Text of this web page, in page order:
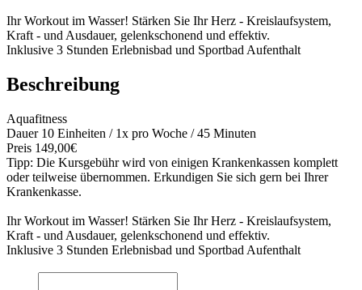
Ihr Workout im Wasser! Stärken Sie Ihr Herz - Kreislaufsystem,
Kraft - und Ausdauer, gelenkschonend und effektiv.
Inklusive 3 Stunden Erlebnisbad und Sportbad Aufenthalt
Beschreibung
Aquafitness
Dauer 10 Einheiten / 1x pro Woche / 45 Minuten
Preis 149,00€
Tipp: Die Kursgebühr wird von einigen Krankenkassen komplett
oder teilweise übernommen. Erkundigen Sie sich gern bei Ihrer
Krankenkasse.
Ihr Workout im Wasser! Stärken Sie Ihr Herz - Kreislaufsystem,
Kraft - und Ausdauer, gelenkschonend und effektiv.
Inklusive 3 Stunden Erlebnisbad und Sportbad Aufenthalt